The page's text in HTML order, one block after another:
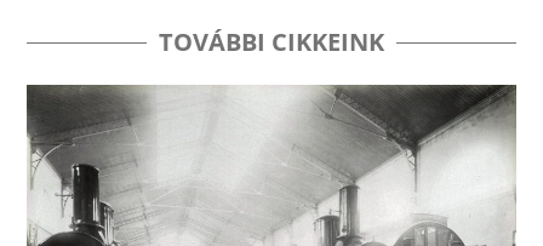
TOVÁBBI CIKKEINK